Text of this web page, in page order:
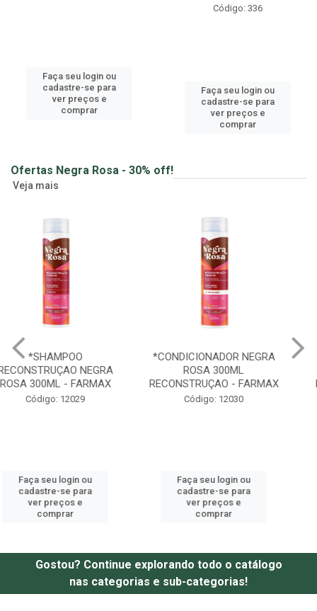
Faça seu login ou
cadastre-se para
ver preços e
comprar
Código: 336
Faça seu login ou
cadastre-se para
ver preços e
comprar
Ofertas Negra Rosa - 30% off!
Veja mais
*CONDICIONADOR NEGRA
ROSA 300ML
RECONSTRUÇAO - FARMAX
Código: 12030
Faça seu login ou
cadastre-se para
ver preços e
comprar
*MASCARA CAPILAR
RECONSTRUÇAO 500G
NEGRA ROSA - FARMAX
Código: 12031
Faça seu login ou
cadastre-se para
ver preços e
comprar
Gostou? Continue explorando todo o catálogo
nas categorias e sub-categorias!